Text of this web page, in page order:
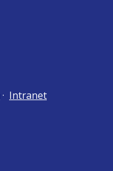
· Intranet